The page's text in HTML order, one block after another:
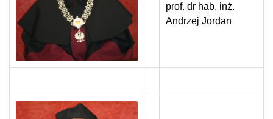
prof. dr hab. inż.
Andrzej Jordan